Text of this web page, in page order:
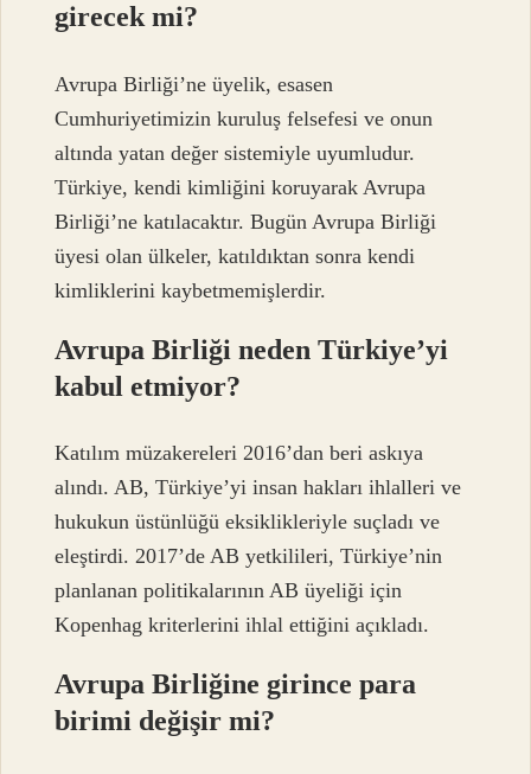
girecek mi?
Avrupa Birliği’ne üyelik, esasen
Cumhuriyetimizin kuruluş felsefesi ve onun
altında yatan değer sistemiyle uyumludur.
Türkiye, kendi kimliğini koruyarak Avrupa
Birliği’ne katılacaktır. Bugün Avrupa Birliği
üyesi olan ülkeler, katıldıktan sonra kendi
kimliklerini kaybetmemişlerdir.
Avrupa Birliği neden Türkiye’yi
kabul etmiyor?
Katılım müzakereleri 2016’dan beri askıya
alındı. AB, Türkiye’yi insan hakları ihlalleri ve
hukukun üstünlüğü eksiklikleriyle suçladı ve
eleştirdi. 2017’de AB yetkilileri, Türkiye’nin
planlanan politikalarının AB üyeliği için
Kopenhag kriterlerini ihlal ettiğini açıkladı.
Avrupa Birliğine girince para
birimi değişir mi?